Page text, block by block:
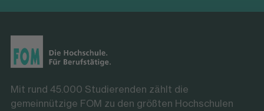
Mit rund 45.000 Studierenden zählt die
gemeinnützige FOM zu den größten Hochschulen